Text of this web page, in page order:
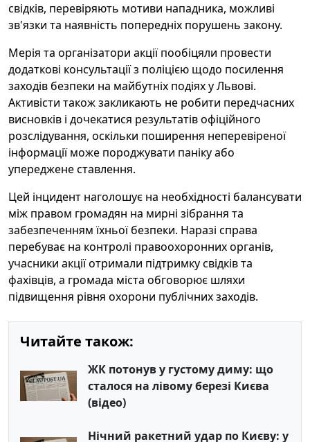
свідків, перевіряють мотиви нападника, можливі
зв'язки та наявність попередніх порушень закону.
Мерія та організатори акції пообіцяли провести
додаткові консультації з поліцією щодо посилення
заходів безпеки на майбутніх подіях у Львові.
Активісти також закликають не робити передчасних
висновків і дочекатися результатів офіційного
розслідування, оскільки поширення неперевіреної
інформації може породжувати паніку або
упереджене ставлення.
Цей інцидент наголошує на необхідності балансувати
між правом громадян на мирні зібрання та
забезпеченням їхньої безпеки. Наразі справа
перебуває на контролі правоохоронних органів,
учасники акції отримали підтримку свідків та
фахівців, а громада міста обговорює шляхи
підвищення рівня охорони публічних заходів.
Читайте також:
ЖК потонув у густому диму: що
сталося на лівому березі Києва
(відео)
Нічний ракетний удар по Києву: у